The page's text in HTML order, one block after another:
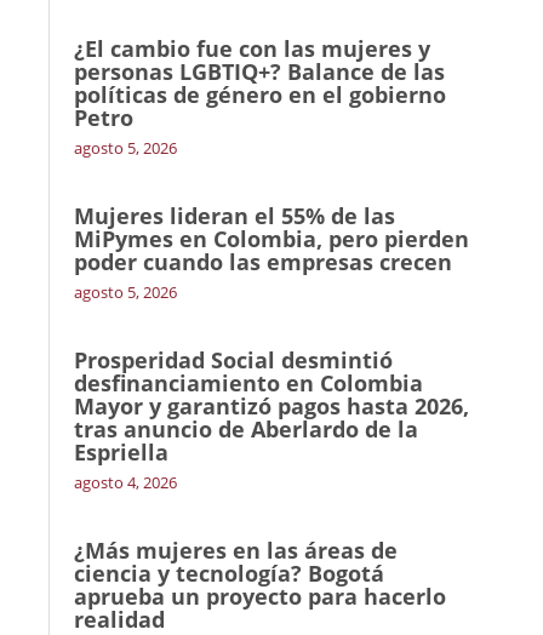
¿El cambio fue con las mujeres y
personas LGBTIQ+? Balance de las
políticas de género en el gobierno
Petro
agosto 5, 2026
Mujeres lideran el 55% de las
MiPymes en Colombia, pero pierden
poder cuando las empresas crecen
agosto 5, 2026
Prosperidad Social desmintió
desfinanciamiento en Colombia
Mayor y garantizó pagos hasta 2026,
tras anuncio de Aberlardo de la
Espriella
agosto 4, 2026
¿Más mujeres en las áreas de
ciencia y tecnología? Bogotá
aprueba un proyecto para hacerlo
realidad